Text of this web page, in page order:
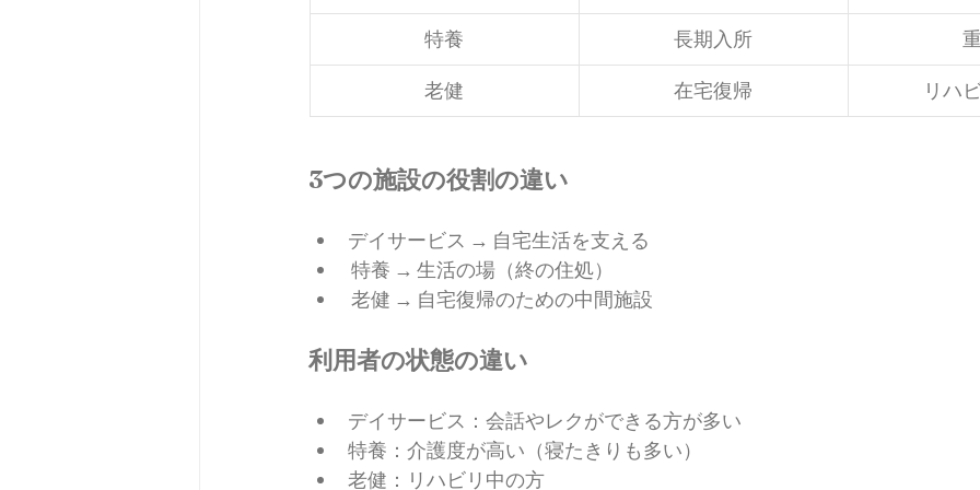
特養 長期入所
老健 在宅復帰 リハ
3つの施設の役割の違い
デイサービス → 自宅生活を支える
特養 → 生活の場（終の住処）
老健 → 自宅復帰のための中間施設
利用者の状態の違い
デイサービス：会話やレクができる方が多い
特養：介護度が高い（寝たきりも多い）
老健：リハビリ中の方